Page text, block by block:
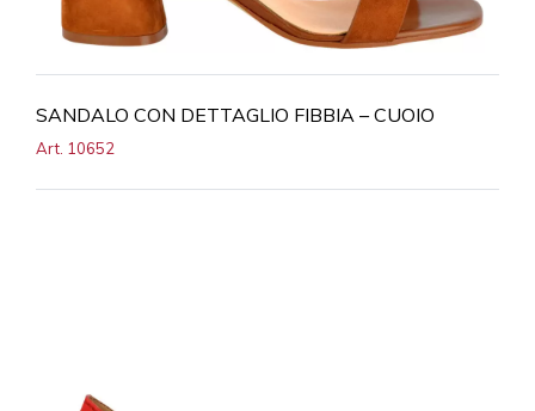
SANDALO CON DETTAGLIO FIBBIA – CUOIO
Art. 10652